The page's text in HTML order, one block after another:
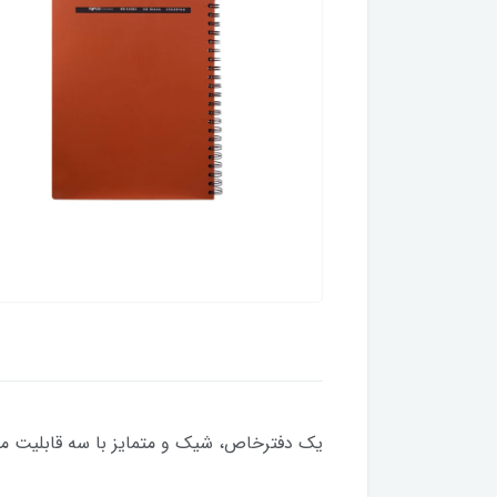
یک دفترخاص، شیک و متمایز با سه قابلیت